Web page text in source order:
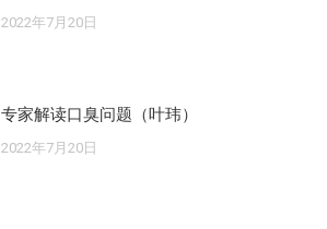
2022年7月20日
专家解读口臭问题（叶玮）
2022年7月20日